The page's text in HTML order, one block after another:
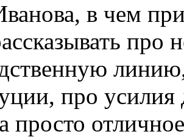
в чем
про
просто